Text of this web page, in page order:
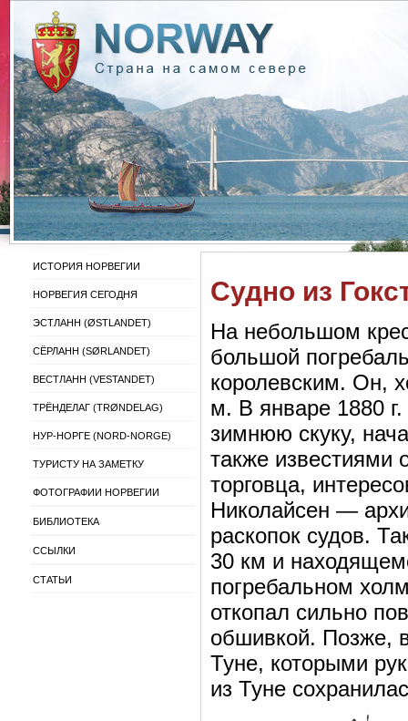
ИСТОРИЯ НОРВЕГИИ
НОРВЕГИЯ СЕГОДНЯ
ЭСТЛАНН (ØSTLANDET)
СЁРЛАНН (SØRLANDET)
ВЕСТЛАНН (VESTANDET)
ТРЁНДЕЛАГ (TRØNDELAG)
НУР-НОРГЕ (NORD-NORGE)
ТУРИСТУ НА ЗАМЕТКУ
ФОТОГРАФИИ НОРВЕГИИ
БИБЛИОТЕКА
ССЫЛКИ
СТАТЬИ
Судно из
На небольшом
большой
королевским. Он,
м. В январе 1880
зимнюю скуку,
также известиями
торговца,
Николайсен —
раскопок судов.
30 км и
погребальном
откопал сильно
обшивкой. Позже,
Туне, которыми
из Туне